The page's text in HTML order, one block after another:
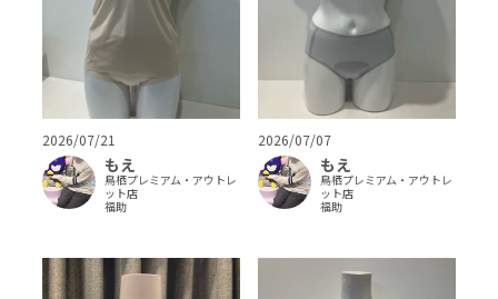
2026/07/21
もえ
鳥栖プレミアム・アウトレ
ット店
福助
2026/07/07
もえ
鳥栖プレミアム・アウトレ
ット店
福助